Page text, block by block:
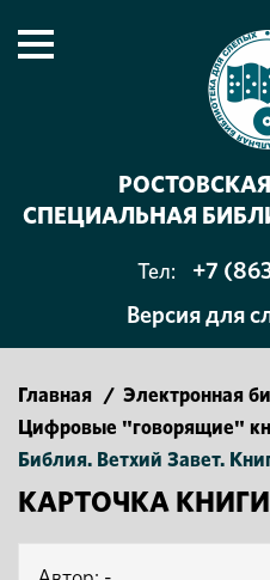
СПЕЦИАЛЬНАЯ
Тел:
+7
Версия для
Главная / Электронная
Цифровые "говорящие"
Библия. Ветхий Завет.
КАРТОЧКА КНИГИ